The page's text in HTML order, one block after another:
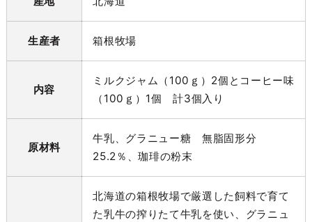
生産者 箱根牧場
内容
ミルクジャム（100ｇ）2個とコーヒー味
（100ｇ）1個 計3個入り
原材料
牛乳、グラニュー糖 無脂固形分
25.2％、珈琲の粉末
北海道の箱根牧場で厳選した飼料で育て
た乳牛の搾りたて牛乳を使い、グラニュ